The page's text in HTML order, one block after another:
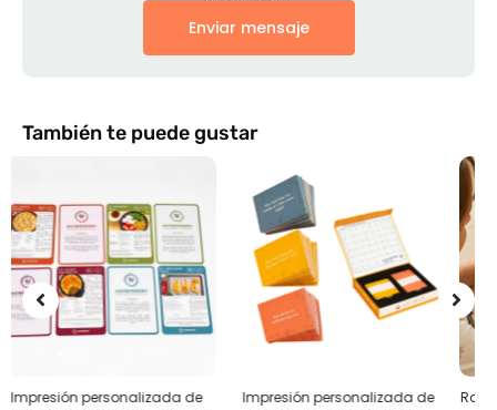
Enviar mensaje
También te puede gustar
Impresión personalizada de
Rompecabezas personalizados